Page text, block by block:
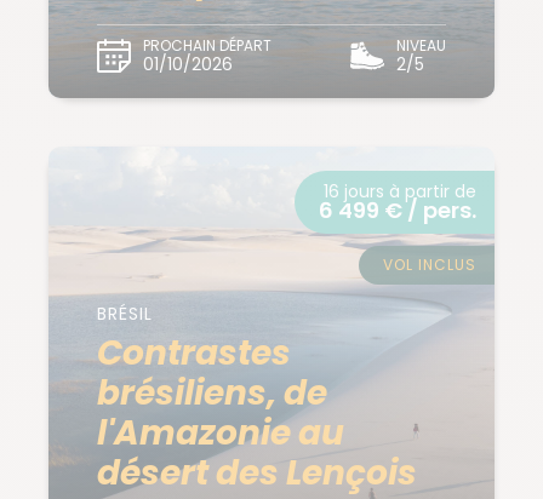
PROCHAIN DÉPART
01/10/2026
NIVEAU
2/5
BRÉSIL
Contrastes
brésiliens, de
l'Amazonie au
désert des Lençois
16 jours à partir de
6 499 € / pers.
VOL INCLUS